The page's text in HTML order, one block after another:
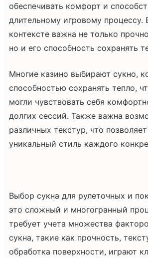
обеспечивать комфорт и
длительному игровому процессу.
контексте важна не только
но и его способность сохранять
Многие казино выбирают сукно,
способностью сохранять тепло,
могли чувствовать себя
долгих сессий. Также важна
различных текстур, что
уникальный стиль каждого
Выбор сукна для рулеточных и
это сложный и многогранный
требует учета множества
сукна, такие как прочность,
обработка поверхности, играют